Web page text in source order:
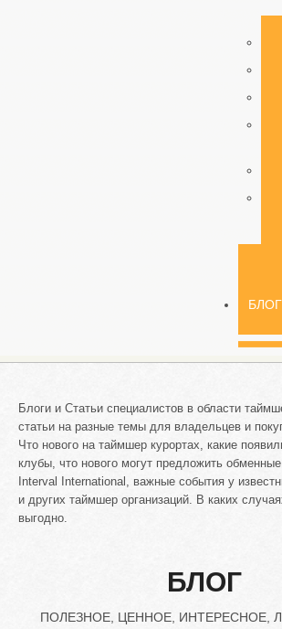
БЛОГ
Блоги и Статьи специалистов в области
статьи на разные темы для владельцев и
Что нового на таймшер курортах, какие
клубы, что нового могут предложить
Interval International, важные события у
и других таймшер организаций. В каких
выгодно.
БЛОГ
ПОЛЕЗНОЕ, ЦЕННОЕ, ИНТЕРЕСНОЕ,